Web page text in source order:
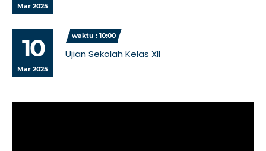
Mar 2025
10
Mar 2025
waktu : 10:00
Ujian Sekolah Kelas XII